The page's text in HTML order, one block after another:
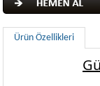
Ürün Özellikleri